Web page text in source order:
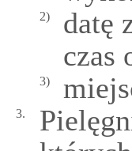
2)
datę
czas
3)
3.